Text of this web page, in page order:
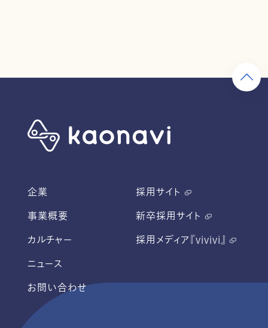
企業
事業概要
カルチャー
ニュース
お問い合わせ
採用サイト
新卒採用サイト
採用メディア『vivivi』